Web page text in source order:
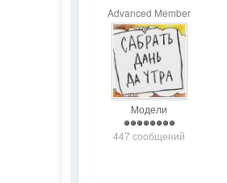
Advanced Member
Модели
447 сообщений